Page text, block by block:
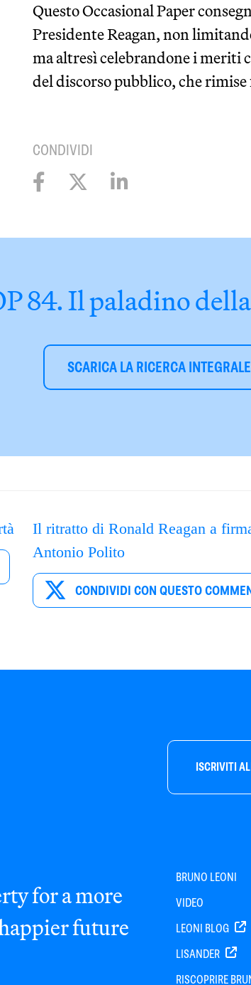
Questo Occasional Paper
Presidente Reagan, non
ma altresì celebrandone i meriti
del discorso pubblico, che
CONDIVIDI
84. Il paladino
SCARICA LA RICERCA INTEGRALE
Il ritratto di Ronald Reagan a
Antonio Polito
CONDIVIDI CON QUESTO
ISCRIVITI
for a more
future
BRUNO LEONI
VIDEO
LEONI BLOG
LISANDER
RISCOPRIRE